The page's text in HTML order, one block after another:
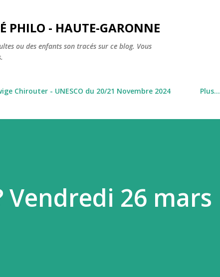
PHILO - HAUTE-GARONNE
ou des enfants son tracés sur ce blog. Vous
Chirouter - UNESCO du 20/21 Novembre 2024
Plus…
Vendredi 26 mars